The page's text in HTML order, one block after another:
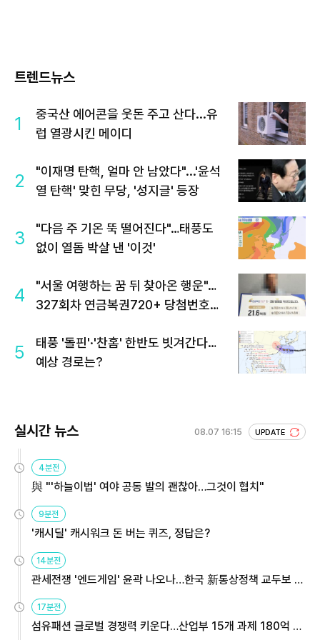
트렌드뉴스
1
중국산 에어콘을 웃돈 주고 산다...유
럽 열광시킨 메이디
2
"이재명 탄핵, 얼마 안 남았다"...'윤석
열 탄핵' 맞힌 무당, '성지글' 등장
3
"다음 주 기온 뚝 떨어진다"…태풍도
없이 열돔 박살 낸 '이것'
4
"서울 여행하는 꿈 뒤 찾아온 행운"…
327회차 연금복권720+ 당첨번호조
5
태풍 '돌핀'·'찬홈' 한반도 빗겨간다…
예상 경로는?
실시간 뉴스 08.07 16:15 UPDATE
4분전
與 "'하늘이법' 여야 공동 발의 괜찮아…그것이 협치"
9분전
'캐시딜' 캐시워크 돈 버는 퀴즈, 정답은?
14분전
관세전쟁 '엔드게임' 윤곽 나오나…한국 新통상정책 교두보 활
용해야
17분전
섬유패션 글로벌 경쟁력 키운다…산업부 15개 과제 180억 지